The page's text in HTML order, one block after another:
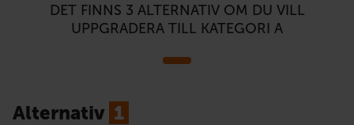
DET FINNS 3 ALTERNATIV OM DU VILL
UPPGRADERA TILL KATEGORI A
Alternativ 1